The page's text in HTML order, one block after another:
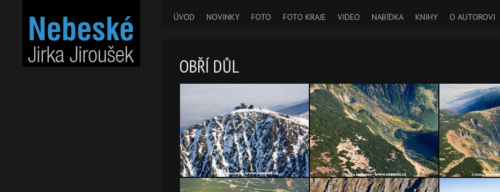
ÚVOD NOVINKY FOTO FOTO KRAJE VIDEO NABÍDKA KNIHY O AUTOROVI
OBŘÍ DŮL